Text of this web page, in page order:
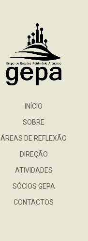
INÍCIO
SOBRE
ÁREAS DE REFLEXÃO
DIREÇÃO
ATIVIDADES
SÓCIOS GEPA
CONTACTOS